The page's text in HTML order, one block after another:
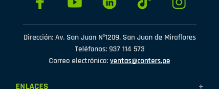
Dirección: Av. San Juan Nº1209. San Juan de Miraflores
Teléfonos: 937 114 573
Correo electrónico:ventas@conters.pe
ENLACES +